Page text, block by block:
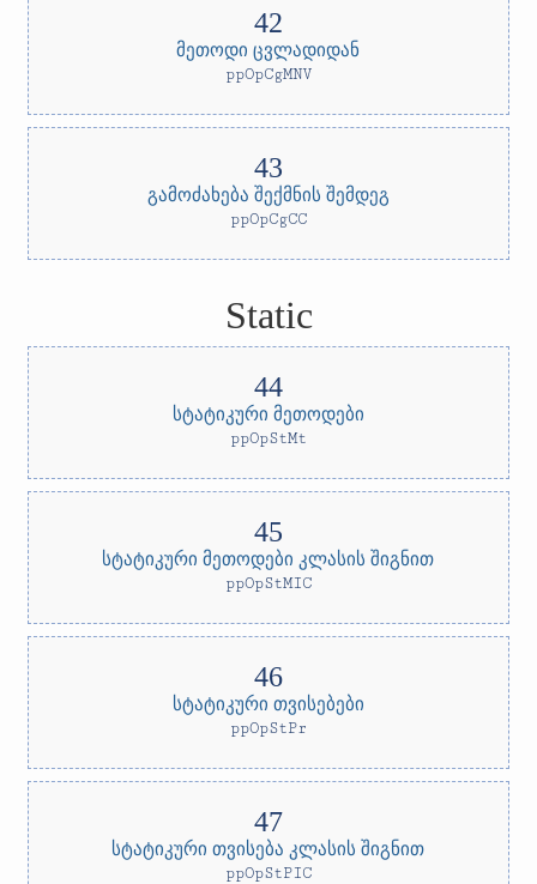
მეთოდი ცვლადიდან
ppOpCgMNV
გამოძახება შექმნის შემდეგ
ppOpCgCC
Static
სტატიკური მეთოდები
ppOpStMt
სტატიკური მეთოდები კლასის შიგნით
ppOpStMIC
სტატიკური თვისებები
ppOpStPr
სტატიკური თვისება კლასის შიგნით
ppOpStPIC